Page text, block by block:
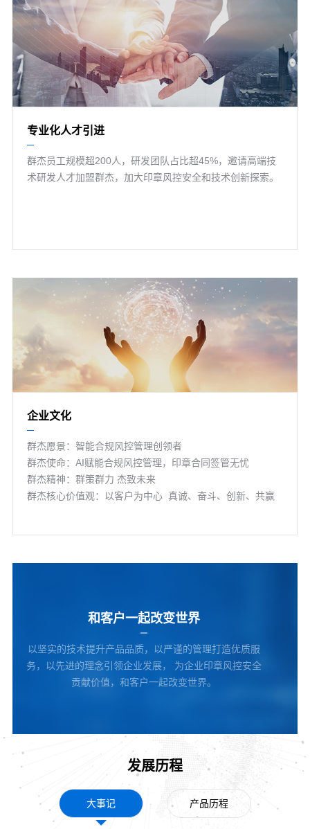
专业化人才引进
群杰员工规模超200人，研发团队占比超45%，邀请高端技
术研发人才加盟群杰，加大印章风控安全和技术创新探索。
企业文化
群杰愿景：智能合规风控管理创领者
群杰使命：AI赋能合规风控管理，印章合同签管无忧
群杰精神：群策群力 杰致未来
群杰核心价值观：以客户为中心 真诚、奋斗、创新、共赢
和客户一起改变世界
以坚实的技术提升产品品质，以严谨的管理打造优质服
务，以先进的理念引领企业发展， 为企业印章风控安全
贡献价值，和客户一起改变世界。
发展历程
大事记 产品历程